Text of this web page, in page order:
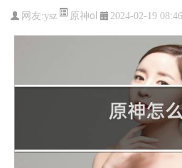
网友:ysz 原神ol 2024-02-19